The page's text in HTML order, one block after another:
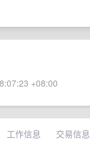
+08:00
工作信息 交易信息